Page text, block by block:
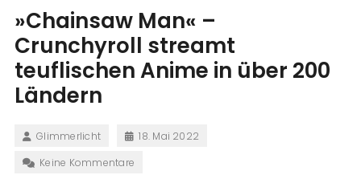
»Chainsaw Man« –
Crunchyroll streamt
teuflischen Anime in über 200
Ländern
Glimmerlicht
18. Mai 2022
Keine Kommentare